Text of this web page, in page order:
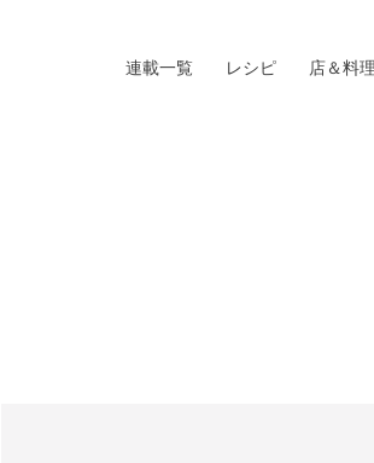
連載一覧 レシピ 店＆料